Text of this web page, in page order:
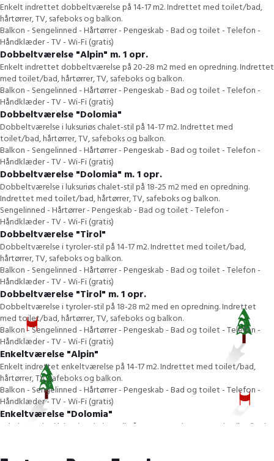
Enkelt indrettet dobbeltværelse på 14-17 m2. Indrettet med toilet/bad,
hårtørrer, TV, safeboks og balkon.
Balkon - Sengelinned - Hårtørrer - Pengeskab - Bad og toilet - Telefon -
Håndklæder - TV - Wi-Fi (gratis)
Dobbeltværelse "Alpin" m. 1 opr.
Enkelt indrettet dobbeltværelse på 20-28 m2 med en opredning. Indrettet
med toilet/bad, hårtørrer, TV, safeboks og balkon.
Balkon - Sengelinned - Hårtørrer - Pengeskab - Bad og toilet - Telefon -
Håndklæder - TV - Wi-Fi (gratis)
Dobbeltværelse "Dolomia"
Dobbeltværelse i luksuriøs chalet-stil på 14-17 m2. Indrettet med
toilet/bad, hårtørrer, TV, safeboks og balkon.
Balkon - Sengelinned - Hårtørrer - Pengeskab - Bad og toilet - Telefon -
Håndklæder - TV - Wi-Fi (gratis)
Dobbeltværelse "Dolomia" m. 1 opr.
Dobbeltværelse i luksuriøs chalet-stil på 18-25 m2 med en opredning.
Indrettet med toilet/bad, hårtørrer, TV, safeboks og balkon.
Sengelinned - Hårtørrer - Pengeskab - Bad og toilet - Telefon -
Håndklæder - TV - Wi-Fi (gratis)
Dobbeltværelse "Tirol"
Dobbeltværelse i tyroler-stil på 14-17 m2. Indrettet med toilet/bad,
hårtørrer, TV, safeboks og balkon.
Balkon - Sengelinned - Hårtørrer - Pengeskab - Bad og toilet - Telefon -
Håndklæder - TV - Wi-Fi (gratis)
Dobbeltværelse "Tirol" m. 1 opr.
Dobbeltværelse i tyroler-stil på 18-28 m2 med en opredning. Indrettet
med toilet/bad, hårtørrer, TV, safeboks og balkon.
Balkon - Sengelinned - Hårtørrer - Pengeskab - Bad og toilet - Telefon -
Håndklæder - TV - Wi-Fi (gratis)
Enkeltværelse "Alpin"
Enkelt indrettet enkeltværelse på 14-17 m2. Indrettet med toilet/bad,
hårtørrer, TV, safeboks og balkon.
Balkon - Sengelinned - Hårtørrer - Pengeskab - Bad og toilet - Telefon -
Håndklæder - TV - Wi-Fi (gratis)
Enkeltværelse "Dolomia"
Enkeltværelse i luksuriøs chalet-stil på 14-17 m2. Indrettet med toilet/bad,